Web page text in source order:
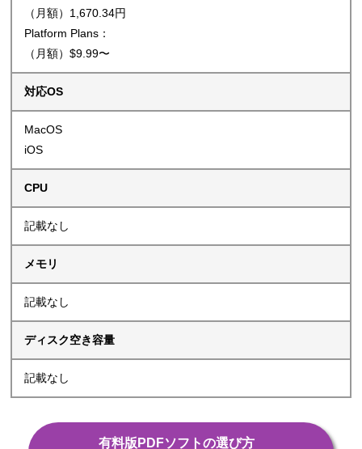
（月額）1,670.34円
Platform Plans：
（月額）$9.99〜
対応OS
MacOS
iOS
CPU
記載なし
メモリ
記載なし
ディスク空き容量
記載なし
有料版PDFソフトの選び方